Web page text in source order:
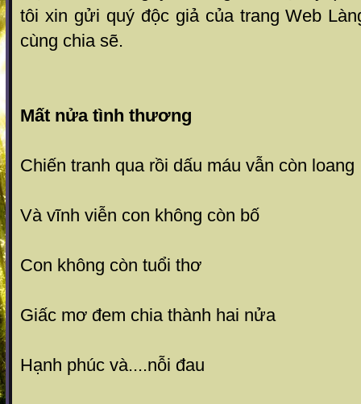
tôi xin gửi quý độc giả của trang Web
cùng chia sẽ.
Mất nửa tình thương
Chiến tranh qua rồi dấu máu vẫn còn loang
Và vĩnh viễn con không còn bố
Con không còn tuổi thơ
Giấc mơ đem chia thành hai nửa
Hạnh phúc và....nỗi đau